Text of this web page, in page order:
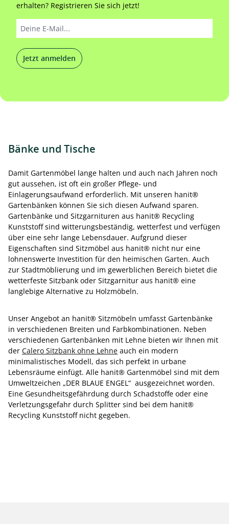
erhalten? Registrieren Sie sich jetzt!
Jetzt anmelden
Bänke und Tische
Damit Gartenmöbel lange halten und auch nach Jahren noch
gut aussehen, ist oft ein großer Pflege- und
Einlagerungsaufwand erforderlich. Mit unseren hanit®
Gartenbänken können Sie sich diesen Aufwand sparen.
Gartenbänke und Sitzgarnituren aus hanit® Recycling
Kunststoff sind witterungsbeständig, wetterfest und verfügen
über eine sehr lange Lebensdauer. Aufgrund dieser
Eigenschaften sind Sitzmöbel aus hanit® nicht nur eine
lohnenswerte Investition für den heimischen Garten. Auch
zur Stadtmöblierung und im gewerblichen Bereich bietet die
wetterfeste Sitzbank oder Sitzgarnitur aus hanit® eine
langlebige Alternative zu Holzmöbeln.
Unser Angebot an hanit® Sitzmöbeln umfasst Gartenbänke
in verschiedenen Breiten und Farbkombinationen. Neben
verschiedenen Gartenbänken mit Lehne bieten wir Ihnen mit
der Calero Sitzbank ohne Lehne auch ein modern
minimalistisches Modell, das sich perfekt in urbane
Lebensräume einfügt. Alle hanit® Gartenmöbel sind mit dem
Umweltzeichen „DER BLAUE ENGEL“ ausgezeichnet worden.
Eine Gesundheitsgefährdung durch Schadstoffe oder eine
Verletzungsgefahr durch Splitter sind bei dem hanit®
Recycling Kunststoff nicht gegeben.